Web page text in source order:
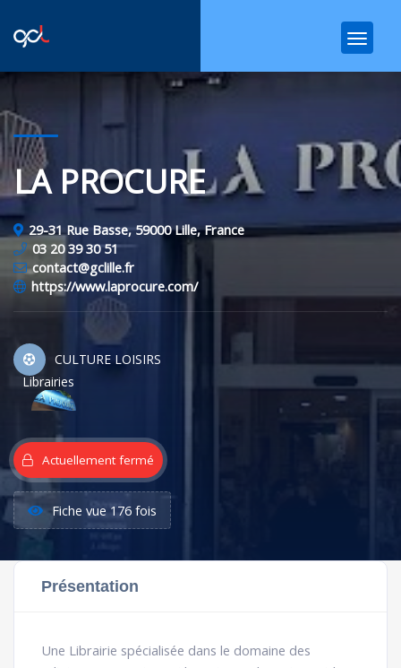
LA PROCURE
29-31 Rue Basse, 59000 Lille, France
03 20 39 30 51
contact@gclille.fr
https://www.laprocure.com/
CULTURE LOISIRS
Librairies
Actuellement fermé
Fiche vue 176 fois
Présentation
Une Librairie spécialisée dans le domaine des